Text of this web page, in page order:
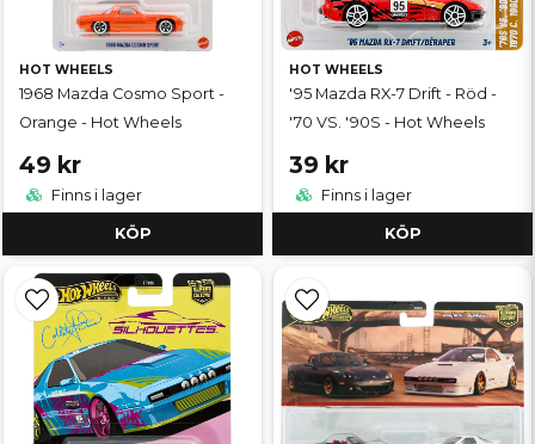
HOT WHEELS
1968 Mazda Cosmo Sport -
Orange - Hot Wheels
49 kr
Finns i lager
KÖP
HOT WHEELS
'95 Mazda RX-7 Drift - Röd -
'70 VS. '90S - Hot Wheels
39 kr
Finns i lager
KÖP